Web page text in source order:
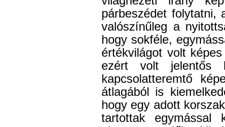
párbeszédet folytatni,
valószínűleg a
hogy sokféle,
értékvilágot volt
ezért volt jelentős
kapcsolatteremtő
átlagából is
hogy egy adott
tartottak egymással